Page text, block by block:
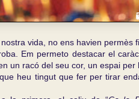
vida, no ens havien permès
Em permeto destacar el
un racó del seu cor, un espai per
heu tingut que fer per tirar